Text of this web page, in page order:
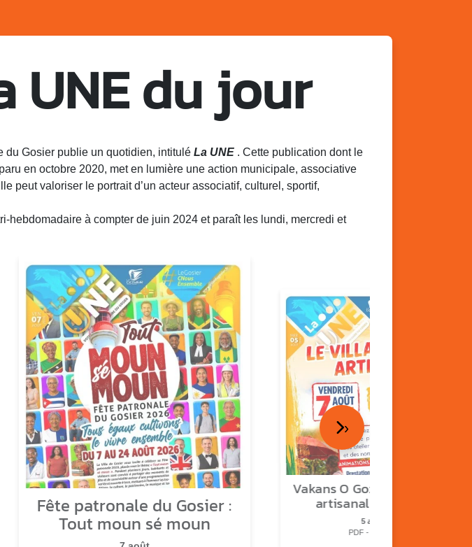
UNE du jour
du Gosier publie un quotidien, intitulé La UNE . Cette publication dont le
en octobre 2020, met en lumière une action municipale, associative
peut valoriser le portrait d’un acteur associatif, culturel, sportif,
hebdomadaire à compter de juin 2024 et paraît les lundi, mercredi et
Fête patronale du Gosier :
Tout moun sé moun
Vakans O Gozyé : le village
artisanal du Gosier
5 août
PDF - 1.2 Mio
›